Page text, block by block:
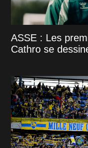
ASSE : Les
Cathro se